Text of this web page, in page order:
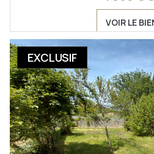
VOIR LE
EXCLUSIF